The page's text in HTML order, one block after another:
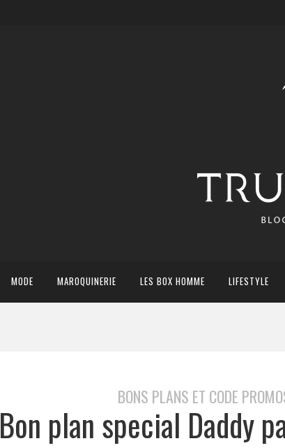
MODE MAROQUINERIE LES BOX HOMME LIFESTYLE
BONS PLANS ET CODE
Bon plan special Daddy